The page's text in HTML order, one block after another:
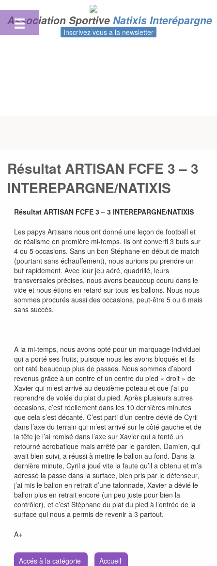
content
Association Sportive Natixis Interépargne
Inscrivez vous a la newsletter
Résultat ARTISAN FCFE 3 – 3
INTEREPARGNE/NATIXIS
Résultat ARTISAN FCFE 3 – 3 INTEREPARGNE/NATIXIS
Les papys Artisans nous ont donné une leçon de football et
de réalisme en première mi-temps. Ils ont converti 3 buts sur
4 ou 5 occasions. Sans un bon Stéphane en début de match
(pourtant sans échauffement), nous aurions pu prendre un
but rapidement. Avec leur jeu aéré, quadrillé, leurs
transversales précises, nous avons beaucoup couru dans le
vide et nous étions en retard sur tous les ballons. Nous nous
sommes procurés aussi des occasions, peut-être 5 ou 6 mais
sans succès.
A la mi-temps, nous avons opté pour un marquage individuel
qui a porté ses fruits, puisque nous les avons bloqués et ils
ont raté beaucoup plus de passes. Nous sommes d’abord
revenus grâce à un contre et un centre du pied « droit » de
Xavier qui m’est arrivé au deuxième poteau et que j’ai pu
reprendre de volée du plat du pied. Après plusieurs autres
occasions, c’est réellement dans les 10 dernières minutes
que cela s’est décanté. C’est parti d’un centre dévié de Cyril
dans l’axe du terrain qui m’est arrivé sur le côté gauche et de
la tête je l’ai remisé dans l’axe sur Xavier qui a tenté un
retourné acrobatique mais arrêté par le gardien, Damien, qui
avait bien suivi, a réussi à mettre le ballon au fond. Dans la
dernière minute, Cyril a joué vite la faute qu’il a obtenu et m’a
adressé la passe dans la surface, bien pris par le défenseur,
j’ai mis le ballon en retrait d’une talonnade, Xavier a dévié le
ballon plus en retrait encore (un peu juste pour bien la
contrôler), et c’est Stéphane du plat du pied à l’entrée de la
surface qui nous a permis de revenir à 3 partout.
A+
Accés à la catégorie Accueil